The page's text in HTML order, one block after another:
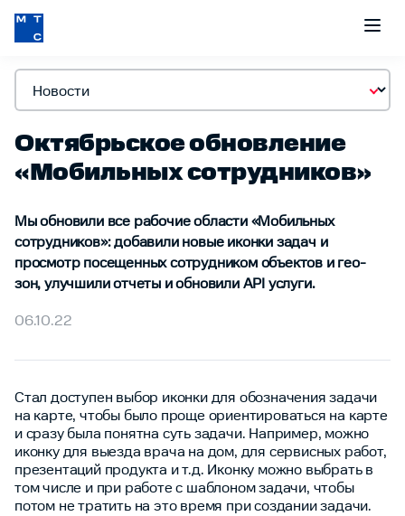
Октябрьское обновление
«Мобильных сотрудников»
Мы обновили все рабочие области «Мобильных
сотрудников»: добавили новые иконки задач и
просмотр посещенных сотрудником объектов и гео-
зон, улучшили отчеты и обновили API услуги.
06.10.22
Стал доступен выбор иконки для обозначения задачи
на карте, чтобы было проще ориентироваться на карте
и сразу была понятна суть задачи. Например, можно
иконку для выезда врача на дом, для сервисных работ,
презентаций продукта и т.д. Иконку можно выбрать в
том числе и при работе с шаблоном задачи, чтобы
потом не тратить на это время при создании задачи.